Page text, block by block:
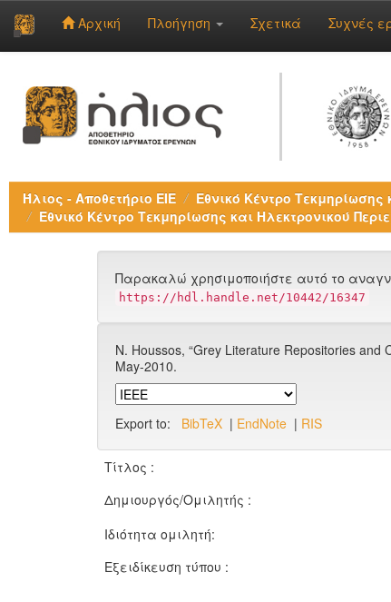
navigation
Αρχική Πλοήγηση Σχετικά Συχνές
Ήλιος - Αποθετήριο ΕΙΕ
Εθνικό Κέντρο
Εθνικό Κέντρο Τεκμηρίωσης και Ηλεκτρονικού
Παρακαλώ χρησιμοποιήστε αυτό το
https://hdl.handle.net/10442/16347
N. Houssos, “Grey Literature Repositories and
May-2010.
Export to: BibTeX | EndNote | RIS
Τίτλος :
Δημιουργός/Ομιλητής :
Ιδιότητα ομιλητή:
Εξειδίκευση τύπου :